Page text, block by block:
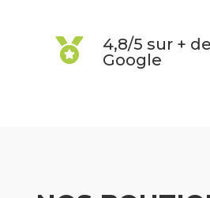

4,8/5 sur +
Google